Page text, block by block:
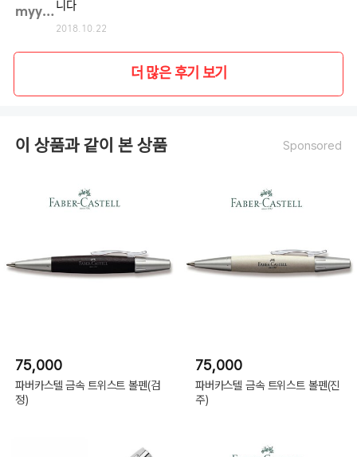
myyej** 니다
2018.10.22
더 많은 후기 보기
이 상품과 같이 본 상품 Sponsored
75,000
파버카스텔 금속 트위스트 볼펜(검
정)
75,000
파버카스텔 금속 트위스트 볼펜(진
주)